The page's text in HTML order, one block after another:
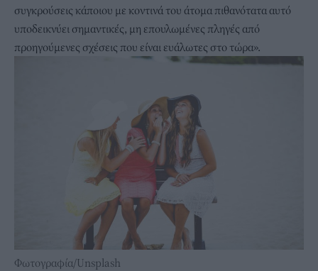
συγκρούσεις κάποιου με κοντινά του άτομα πιθανότατα αυτό
υποδεικνύει σημαντικές, μη επουλωμένες πληγές από
προηγούμενες σχέσεις που είναι ευάλωτες στο τώρα».
Φωτογραφία/Unsplash